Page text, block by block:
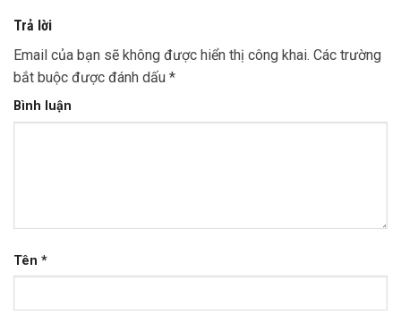
Trả lời
Email của bạn sẽ không được hiển thị công khai. Các trường
bắt buộc được đánh dấu *
Bình luận
Tên *